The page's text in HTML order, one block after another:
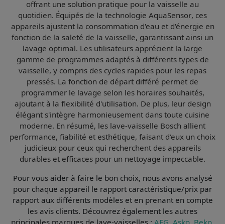
offrant une solution pratique pour la vaisselle au
quotidien. Équipés de la technologie AquaSensor, ces
appareils ajustent la consommation d'eau et d'énergie en
fonction de la saleté de la vaisselle, garantissant ainsi un
lavage optimal. Les utilisateurs apprécient la large
gamme de programmesadaptés à différents types de
vaisselle, y compris des cycles rapides pour les repas
pressés. La fonction de départ différé permet de
programmer le lavage selon les horaires souhaités,
ajoutant à la flexibilité d'utilisation. De plus, leur design
élégant s'intègre harmonieusement dans toute cuisine
moderne. En résumé, les lave-vaisselle Bosch allient
performance, fiabilité et esthétique, faisant d'eux un choix
judicieux pour ceux qui recherchent des appareils
durables et efficaces pour un nettoyage impeccable.
Pour vous aider à faire le bon choix, nous avons analysé
pour chaque appareil le rapport caractéristique/prix par
rapport aux différents modèles et en prenant en compte
les avis clients. Découvrez également les autres
principales marques de lave-vaisselles : AEG, Asko, Beko,